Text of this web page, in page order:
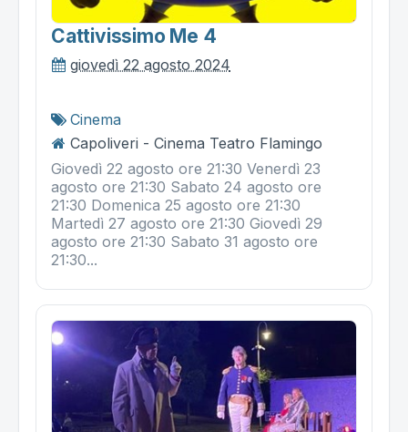
Cattivissimo Me 4
giovedì 22 agosto 2024
Cinema
Capoliveri - Cinema Teatro Flamingo
Giovedì 22 agosto ore 21:30 Venerdì 23
agosto ore 21:30 Sabato 24 agosto ore
21:30 Domenica 25 agosto ore 21:30
Martedì 27 agosto ore 21:30 Giovedì 29
agosto ore 21:30 Sabato 31 agosto ore
21:30...